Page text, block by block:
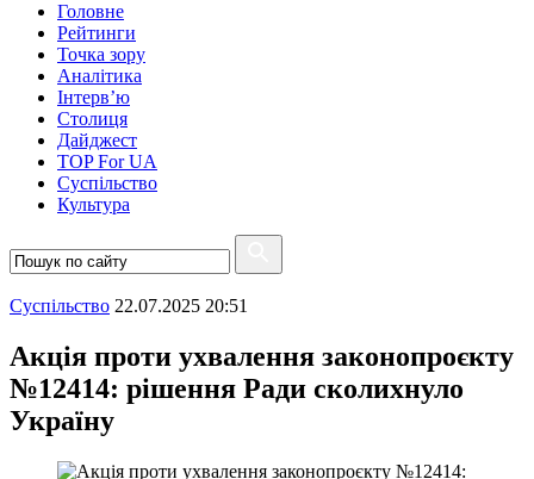
Головне
Рейтинги
Точка зору
Аналітика
Інтерв’ю
Столиця
Дайджест
TOP For UA
Суспiльство
Культура
Суспiльство 22.07.2025 20:51
Акція проти ухвалення законопроєкту
№12414: рішення Ради сколихнуло
Україну